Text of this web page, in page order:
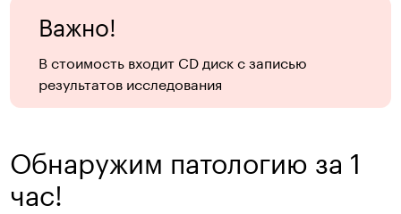
Важно!
В стоимость входит CD диск с записью
результатов исследования
Обнаружим патологию за 1
час!